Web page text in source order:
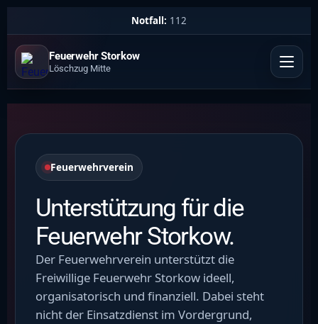
Notfall: 112
Feuerwehr Storkow
Löschzug Mitte
Feuerwehrverein
Unterstützung für die
Feuerwehr Storkow.
Der Feuerwehrverein unterstützt die
Freiwillige Feuerwehr Storkow ideell,
organisatorisch und finanziell. Dabei steht
nicht der Einsatzdienst im Vordergrund,